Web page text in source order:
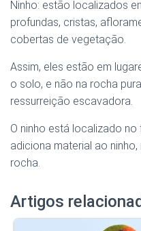
Ninho: estão localizados
profundas, cristas,
cobertas de vegetação.
Assim, eles estão em
o solo, e não na rocha
ressurreição escavadora.
O ninho está localizado
adiciona material ao
rocha.
Artigos